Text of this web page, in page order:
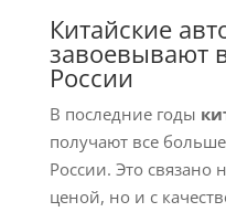
Китайские
завоевывают
России
В последние годы
получают все
России. Это связано
ценой, но и с